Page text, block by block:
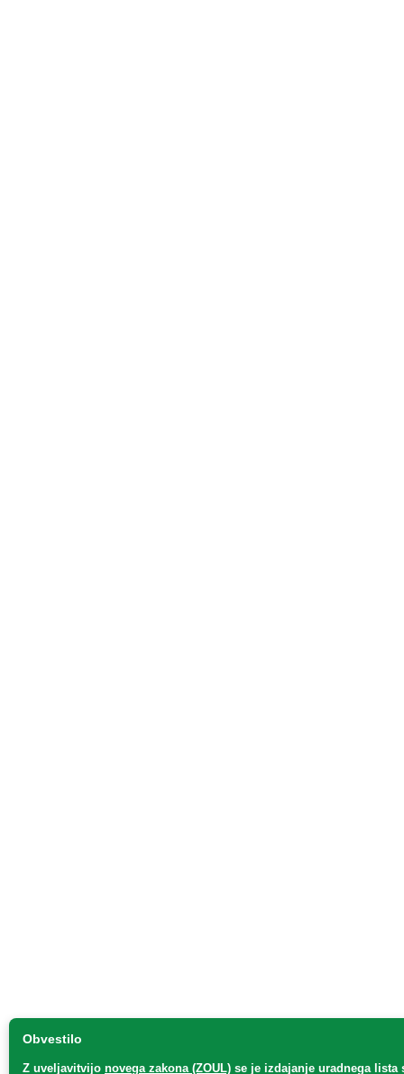
Obvestilo
Z uveljavitvijo novega zakona (ZOUL) se je izdajanje uradnega lista